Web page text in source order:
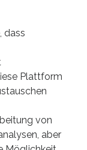
dass
Plattform
von
aber